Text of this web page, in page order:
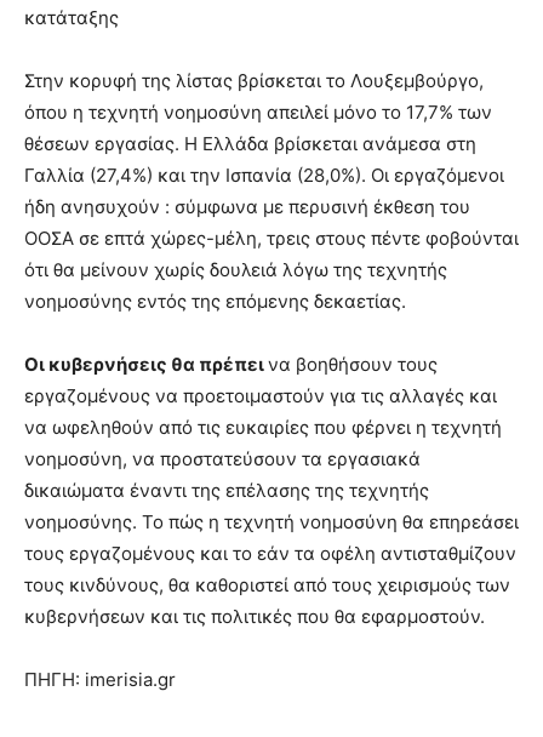
κατάταξης
Στην κορυφή της λίστας βρίσκεται το Λουξεμβούργο,
όπου η τεχνητή νοημοσύνη απειλεί μόνο το 17,7% των
θέσεων εργασίας. Η Ελλάδα βρίσκεται ανάμεσα στη
Γαλλία (27,4%) και την Ισπανία (28,0%). Οι εργαζόμενοι
ήδη ανησυχούν : σύμφωνα με περυσινή έκθεση του
ΟΟΣΑ σε επτά χώρες-μέλη, τρεις στους πέντε φοβούνται
ότι θα μείνουν χωρίς δουλειά λόγω της τεχνητής
νοημοσύνης εντός της επόμενης δεκαετίας.
Οι κυβερνήσεις θα πρέπεινα βοηθήσουν τους
εργαζομένους να προετοιμαστούν για τις αλλαγές και
να ωφεληθούν από τις ευκαιρίες που φέρνει η τεχνητή
νοημοσύνη, να προστατεύσουν τα εργασιακά
δικαιώματα έναντι της επέλασης της τεχνητής
νοημοσύνης. Το πώς η τεχνητή νοημοσύνη θα επηρεάσει
τους εργαζομένους και το εάν τα οφέλη αντισταθμίζουν
τους κινδύνους, θα καθοριστεί από τους χειρισμούς των
κυβερνήσεων και τις πολιτικές που θα εφαρμοστούν.
ΠΗΓΗ: imerisia.gr